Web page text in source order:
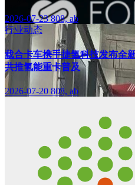
2026-07-23808, ab
行业动态
载合卡车携手捷氢科技发布全
共推氢能重卡普及
2026-07-20 808, ab